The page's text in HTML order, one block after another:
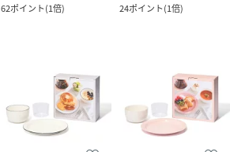
62ポイント(1倍)
24ポイント(1倍)